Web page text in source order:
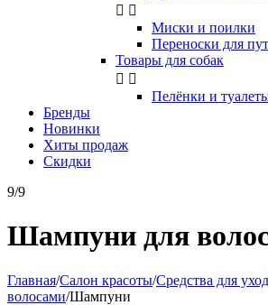
 
Миски и поилки
Переноски для
Товары для собак
 
Пелёнки и
Бренды
Новинки
Хиты продаж
Скидки
9/9
Шампуни для
Главная/Салон красоты/Средства для
волосами/Шампуни